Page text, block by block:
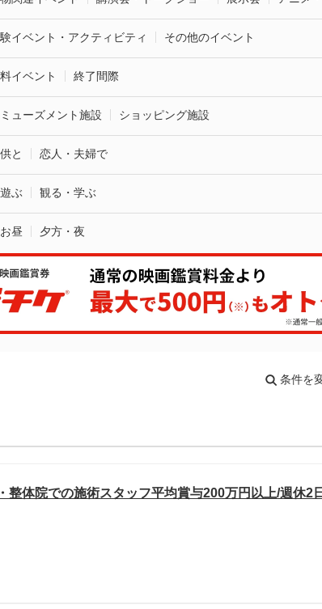
イベント・アクティビティ その他のイベント
イベント 終了間際
ューズメント施設 ショッピング施設
と 恋人・夫婦で
遊ぶ 観る・学ぶ
お昼 夕方・夜
条件を
整体院での施術スタッフ平均賞与200万円以上/週休2